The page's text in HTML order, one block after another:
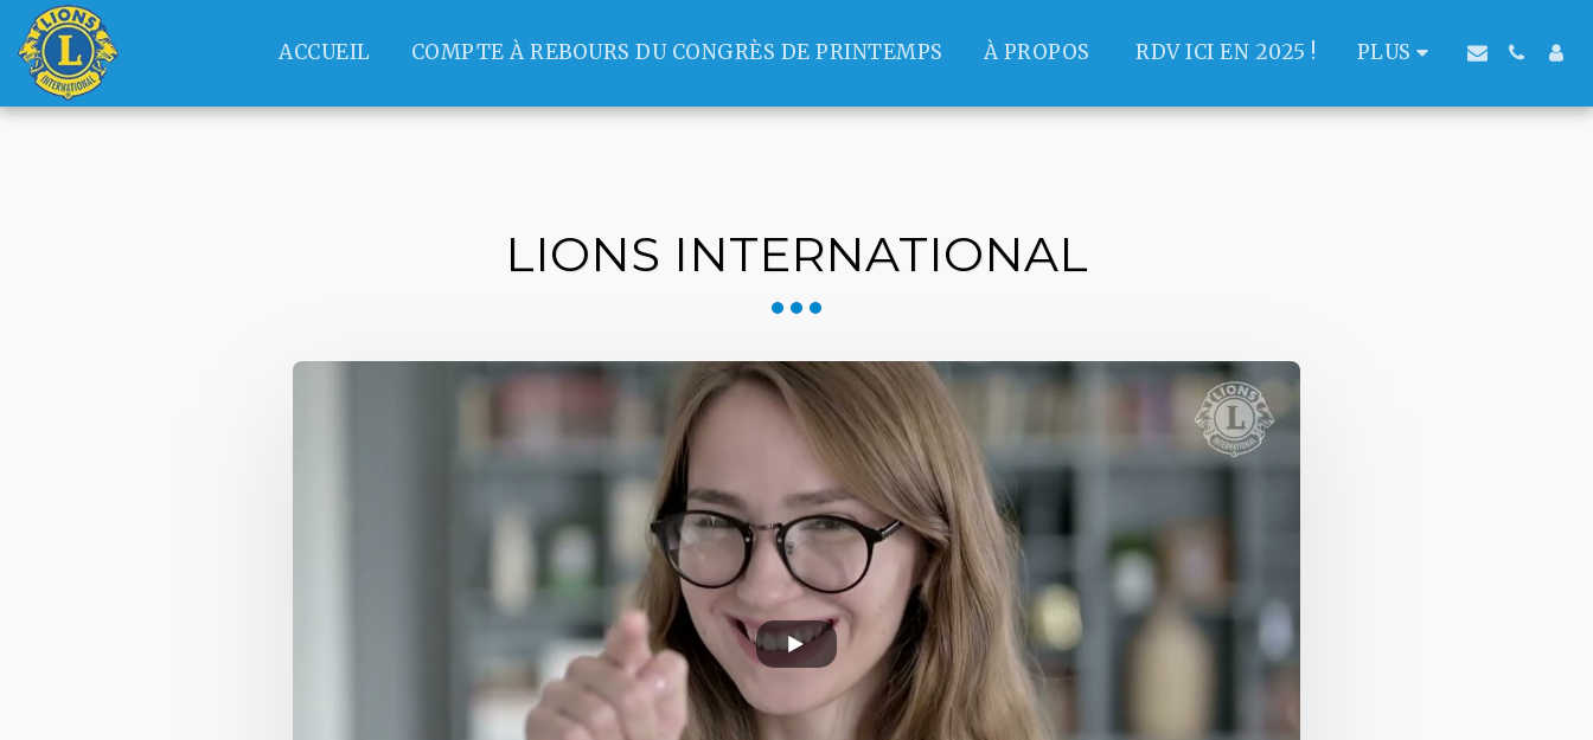
ACCUEIL COMPTE À REBOURS DU CONGRÈS DE PRINTEMPS À PROPOS RDV ICI EN 2025 ! PLUS
LIONS INTERNATIONAL